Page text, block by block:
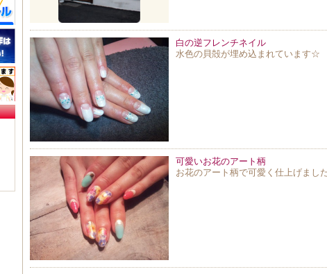
白の逆フレンチネイル
水色の貝殻が埋め込まれています☆
可愛いお花のアート柄
お花のアート柄で可愛く仕上げまし